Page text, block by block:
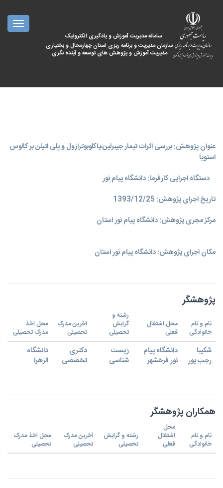
سامانه مدیریت آموزش و یادگیری الکترونیک
سازمان مدیریت و برنامه ریزی استان چهارمحال و بختیاری
مدیریت آموزش و پژوهش های توسعه و آینده نگری
عنوان پژوهش: بررسی اثرات تیمار جیبرلین،پاکلوبوترازول و پلی اتیلن بر کالوس
استویا
دستگاه اجرایی کارفرما: دانشگاه پیام نور
تاریخ اجرای پژوهش: 1393/12/25
مرکز مجری پژوهش: دانشگاه پیام نور استان
مکان اجرای پژوهش: دانشگاه پیام نور استان
پژوهشگر
نام و نام
خانوادگی
محل اشتغال
فعلی
رشته و
گرایش
تحصیلی
آخرین مدرک
تحصیلی
محل اخذ
مدرک تحصیلی
شکیبا
رجب پور
دانشگاه پیام
نور فرخشهر
زیست
شناسی
دکتری
تخصصی
دانشگاه
الزهرا
همکاران پژوهشگر
نام و نام
خانوادگی
محل
اشتغال
فعلی
رشته و گرایش
تحصیلی
آخرین مدرک
تحصیلی
محل اخذ مدرک
تحصیلی